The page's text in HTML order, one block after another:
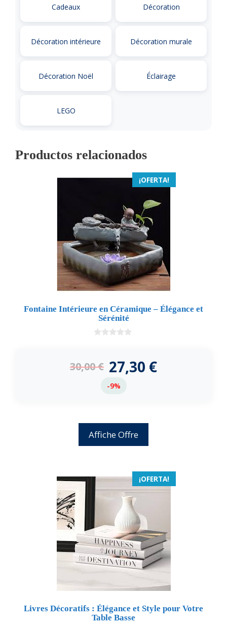
Cadeaux Décoration
Décoration intérieure Décoration murale
Décoration Noël Éclairage
LEGO
Productos relacionados
¡OFERTA!
Fontaine Intérieure en Céramique – Élégance et
Sérénité
5
30,00€ 27,30 €
-9%
Affiche Offre
¡OFERTA!
Livres Décoratifs : Élégance et Style pour Votre
Table Basse